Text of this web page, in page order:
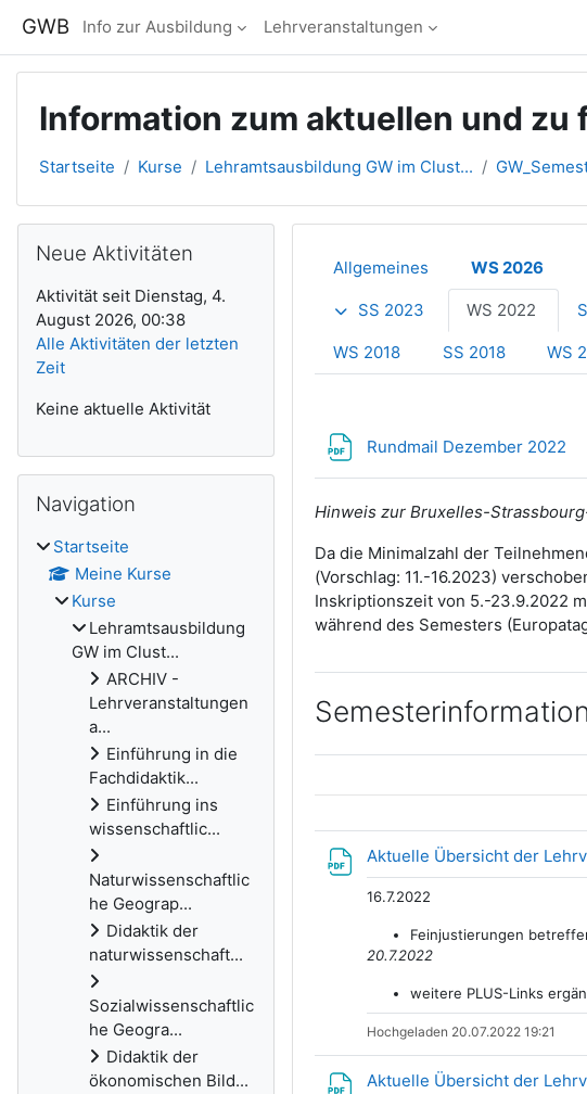
GWB Info zur Ausbildung Lehrveranstaltungen
Information zum aktuellen und zu
Startseite Kurse Lehramtsausbildung GW im Clust...
Allgemeines WS 2026
SS 2023 WS 2022
WS 2018 SS 2018 WS
Rundmail Dezember 2022
Hinweis zur Bruxelles-
Da die Minimalzahl der
(Vorschlag: 11.-16.2023)
Inskriptionszeit von 5.-23.9.2022
während des Semesters
Aktuelle Übersicht der
16.7.2022
Feinjustierungen
20.7.2022
weitere PLUS-Links
Hochgeladen 20.07.2022 19:21
Aktuelle Übersicht der
Blöcke
Neue Aktivitäten
Aktivität seit Dienstag, 4.
August 2026, 00:38
Alle Aktivitäten der letzten
Zeit
Keine aktuelle Aktivität
Navigation
Startseite
Meine Kurse
Kurse
Lehramtsausbildung
GW im Clust...
ARCHIV -
Lehrveranstaltungen
a...
Einführung in die
Fachdidaktik...
Einführung ins
wissenschaftlic...
Naturwissenschaftlic
he Geograp...
Didaktik der
naturwissenschaft...
Sozialwissenschaftlic
he Geogra...
Didaktik der
ökonomischen Bild...